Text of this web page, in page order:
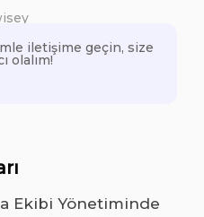
iletişime geçin, size
olalım!
Ekibi Yönetiminde